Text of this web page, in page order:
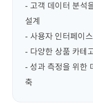
- 고객 데이터 분석
설계
- 사용자 인터페이
- 다양한 상품 카테
- 성과 측정을 위한
축